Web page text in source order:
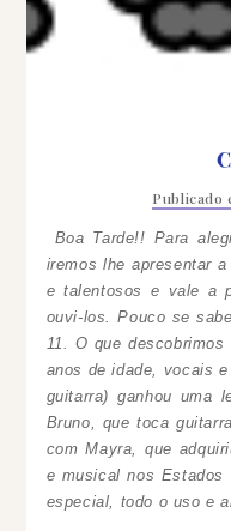
Publicado
Boa Tarde!! Para
iremos lhe apresentar
e talentosos e vale a
ouvi-los.Pouco se
11. O que
anos de idade, vocais
guitarra) ganhou uma
Bruno, que toca
com Mayra, que
e musical nos Estados
especial, todo o uso e